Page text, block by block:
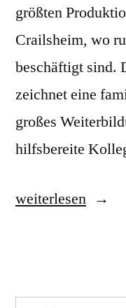
größten
Crailsheim, wo
beschäftigt sind.
zeichnet eine
großes
hilfsbereite
„Vion“
weiterlesen